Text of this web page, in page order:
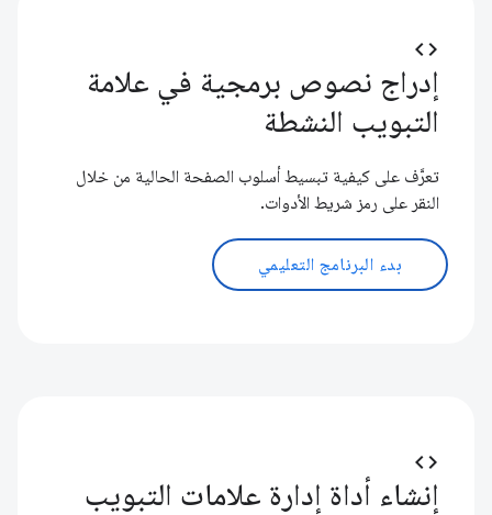
code
إدراج نصوص برمجية في علامة
التبويب النشطة
تعرَّف على كيفية تبسيط أسلوب الصفحة الحالية من خلال
النقر على رمز شريط الأدوات.
بدء البرنامج التعليمي
code
إنشاء أداة إدارة علامات التبويب